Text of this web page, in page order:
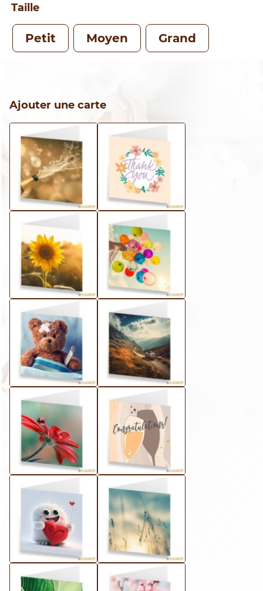
Taille
Petit Moyen Grand
Ajouter une carte